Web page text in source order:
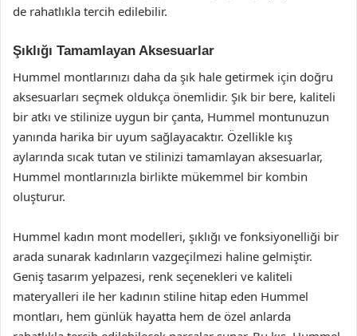
de rahatlıkla tercih edilebilir.
Şıklığı Tamamlayan Aksesuarlar
Hummel montlarınızı daha da şık hale getirmek için doğru
aksesuarları seçmek oldukça önemlidir. Şık bir bere, kaliteli
bir atkı ve stilinize uygun bir çanta, Hummel montunuzun
yanında harika bir uyum sağlayacaktır. Özellikle kış
aylarında sıcak tutan ve stilinizi tamamlayan aksesuarlar,
Hummel montlarınızla birlikte mükemmel bir kombin
oluşturur.
Hummel kadın mont modelleri, şıklığı ve fonksiyonelliği bir
arada sunarak kadınların vazgeçilmezi haline gelmiştir.
Geniş tasarım yelpazesi, renk seçenekleri ve kaliteli
materyalleri ile her kadının stiline hitap eden Hummel
montları, hem günlük hayatta hem de özel anlarda